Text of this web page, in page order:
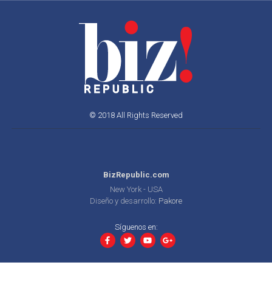
© 2018 All Rights Reserved
BizRepublic.com
New York - USA
Diseño y desarrollo: Pakore
Síguenos en: